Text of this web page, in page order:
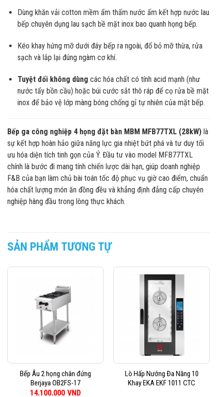
Dùng khăn vải cotton mềm ẩm thấm nước ấm kết hợp nước lau
bếp chuyên dụng lau sạch bề mặt inox bao quanh họng bếp.
Kéo khay hứng mỡ dưới đáy bếp ra ngoài, đổ bỏ mỡ thừa, rửa
sạch và lắp lại đúng ngàm cơ khí.
Tuyệt đối không dùng các hóa chất có tính acid mạnh (như
nước tẩy bồn cầu) hoặc búi cước sắt thô ráp để cọ rửa bề mặt
inox để bảo vệ lớp màng bóng chống gỉ tự nhiên của mặt bếp.
Bếp ga công nghiệp 4 họng đặt bàn MBM MFB77TXL (28kW) là
sự kết hợp hoàn hảo giữa năng lực gia nhiệt bứt phá và tư duy tối
ưu hóa diện tích tinh gọn của Ý. Đầu tư vào model MFB77TXL
chính là bước đi mang tính chiến lược dài hạn, giúp doanh nghiệp
F&B của bạn làm chủ bài toán tốc độ phục vụ giờ cao điểm, chuẩn
hóa chất lượng món ăn đồng đều và khẳng định đẳng cấp chuyên
nghiệp hàng đầu trong lòng thực khách.
SẢN PHẨM TƯƠNG TỰ
Bếp Âu 2 họng chân đứng
Berjaya OB2FS-17
14.100.000 VND
Lò Hấp Nướng Đa Năng 10
Khay EKA EKF 1011 CTC